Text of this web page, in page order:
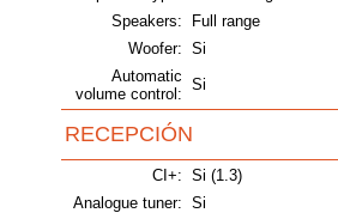
Speakers:
Full range
Woofer: Si
Automatic
volume control:
Si
RECEPCIÓN
CI+: Si (1.3)
Analogue tuner: Si